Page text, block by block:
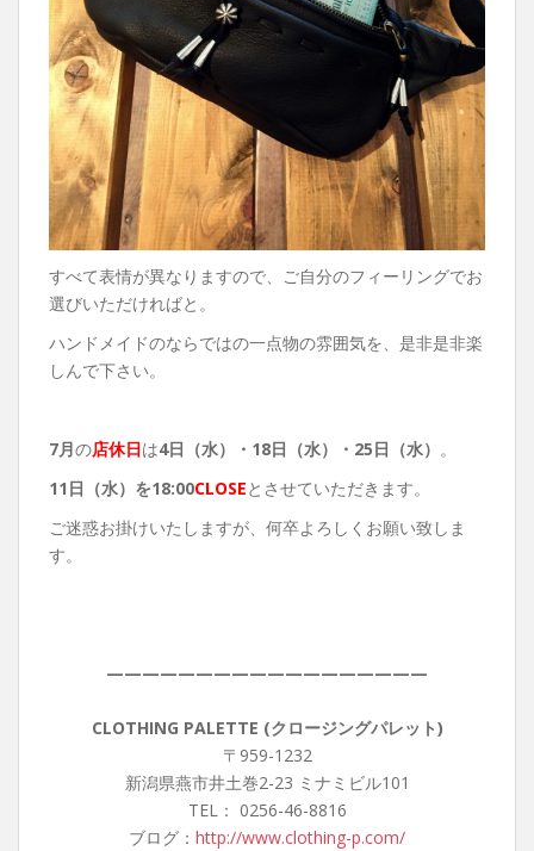
すべて表情が異なりますので、ご自分のフィーリングでお
選びいただければと。
ハンドメイドのならではの一点物の雰囲気を、是非是非楽
しんで下さい。
7月の店休日は4日（水）・18日（水）・25日（水） 。
11 日（水）を18:00CLOSEとさせていただきます。
ご迷惑お掛けいたしますが、何卒よろしくお願い致しま
す。
——————————————————
CLOTHING PALETTE (クロージングパレット)
〒959-1232
新潟県燕市井土巻2-23 ミナミビル101
TEL： 0256-46-8816
ブログ： http://www.clothing-p.com/